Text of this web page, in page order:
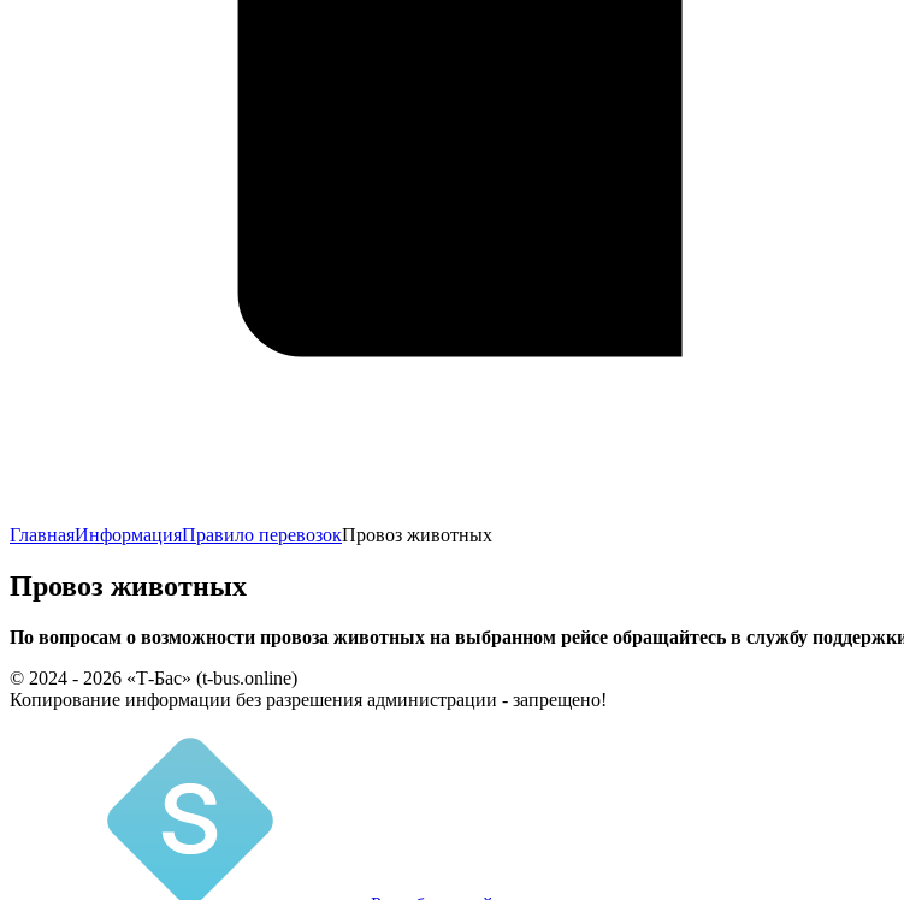
ГлавнаяИнформацияПравило перевозокПровоз животных
Провоз животных
По вопросам о возможности провоза животных на выбранном рейсе обращайтесь в службу
© 2024 - 2026 «Т-Бас» (t-bus.online)
Копирование информации без разрешения администрации - запрещено!